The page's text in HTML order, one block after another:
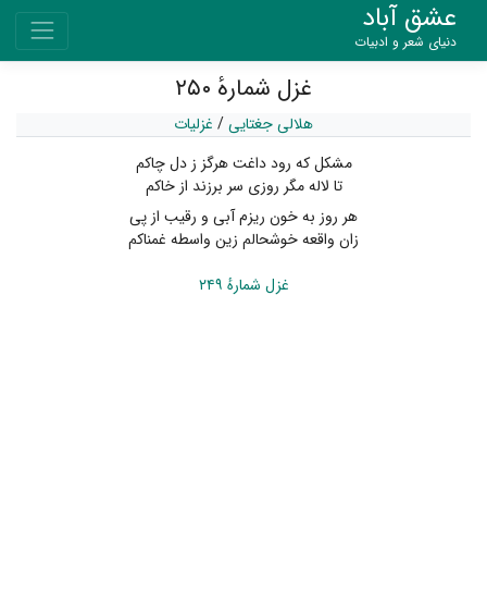
عشق آباد
دنیای شعر و ادبیات
غزل شمارهٔ ۲۵۰
هلالی جغتایی/ غزلیات
مشکل که رود داغت هرگز ز دل چاکم
تا لاله مگر روزی سر برزند از خاکم
هر روز به خون ریزم آبی و رقیب از پی
زان واقعه خوشحالم زین واسطه غمناکم
غزل شمارهٔ ۲۴۹